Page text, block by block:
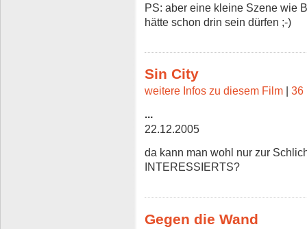
PS: aber eine kleine Szene wie
hätte schon drin sein dürfen ;-)
Sin City
weitere Infos zu diesem Film
36
...
22.12.2005
da kann man wohl nur zur
INTERESSIERTS?
Gegen die Wand